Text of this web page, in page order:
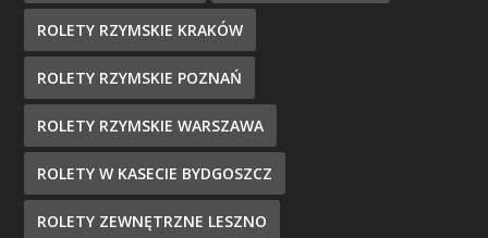
ROLETY RZYMSKIE KRAKÓW
ROLETY RZYMSKIE POZNAŃ
ROLETY RZYMSKIE WARSZAWA
ROLETY W KASECIE BYDGOSZCZ
ROLETY ZEWNĘTRZNE LESZNO